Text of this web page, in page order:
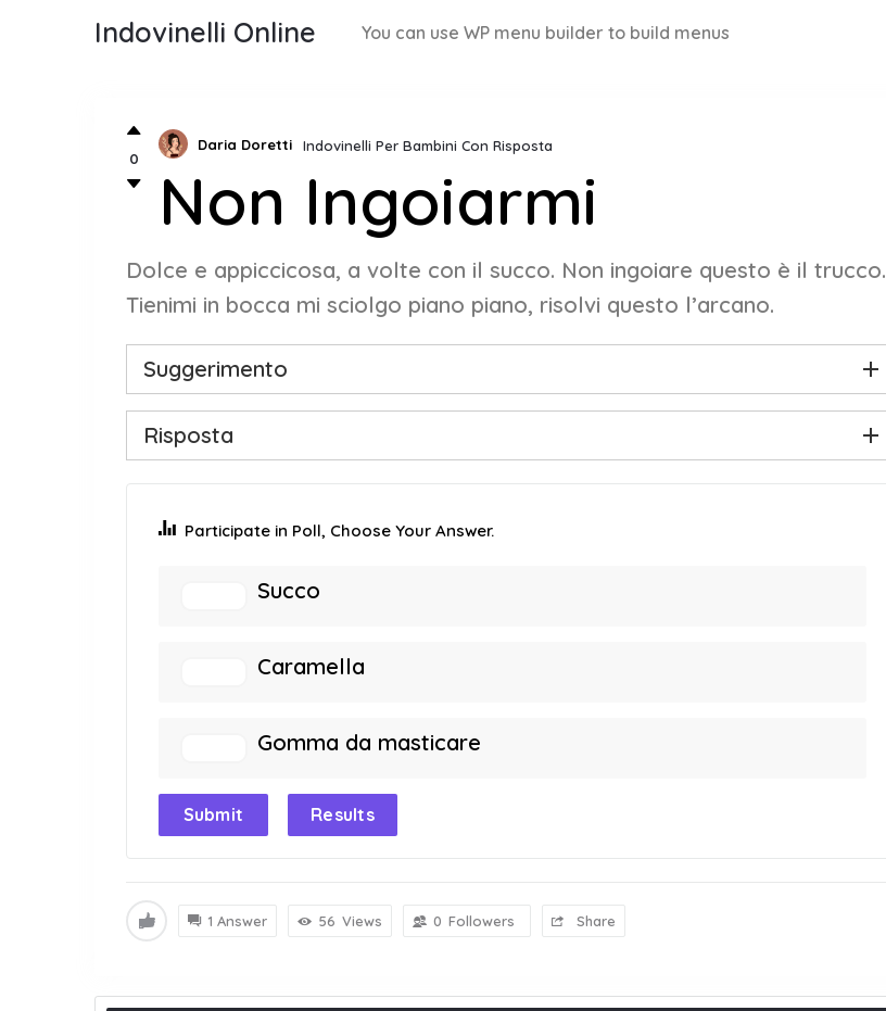
Indovinelli Online You can use WP menu builder to build menus
0
Daria Doretti Indovinelli Per Bambini Con Risposta
Non Ingoiarmi
Dolce e appiccicosa, a volte con il succo. Non ingoiare questo è il trucco.
Tienimi in bocca mi sciolgo piano piano, risolvi questo l’arcano.
Suggerimento
Risposta
Participate in Poll, Choose Your Answer.
Succo
Caramella
Gomma da masticare
Submit Results
1 Answer 56 Views 0 Followers Share